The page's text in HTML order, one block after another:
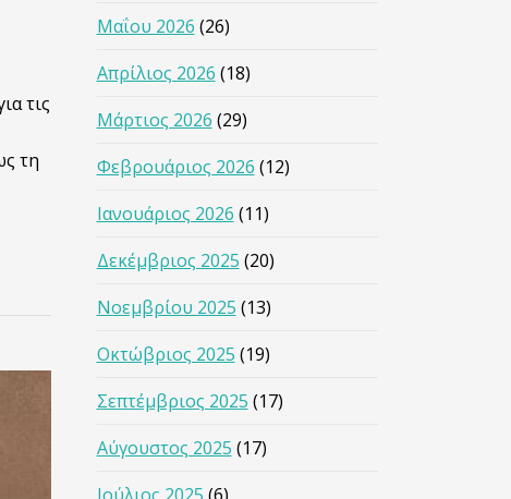
τις
τη
Μαΐου 2026 (26)
Απρίλιος 2026 (18)
Μάρτιος 2026 (29)
Φεβρουάριος 2026 (12)
Ιανουάριος 2026 (11)
Δεκέμβριος 2025 (20)
Νοεμβρίου 2025 (13)
Οκτώβριος 2025 (19)
Σεπτέμβριος 2025 (17)
Αύγουστος 2025 (17)